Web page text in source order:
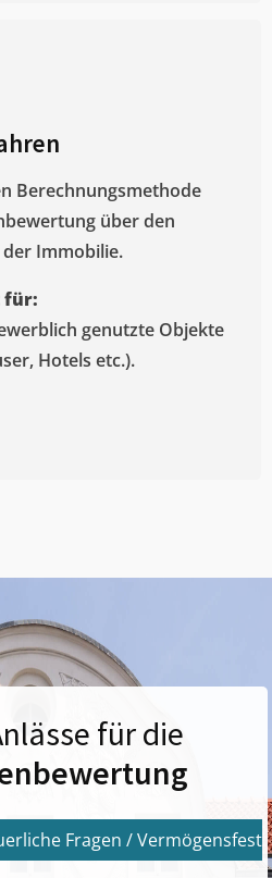
Berechnungsmethode
über den
Immobilie.
für:
genutzte Objekte
Hotels etc.).
für die
Fragen /